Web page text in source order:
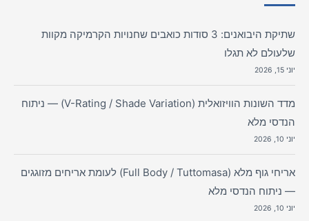
שתיקת היבואנים: 3 סודות כואבים שחנויות הקרמיקה מקוות
שלעולם לא תגלו
יוני 15, 2026
מדד השונות הוויזואלית (V-Rating / Shade Variation) — ניתוח
הנדסי מלא
יוני 10, 2026
אריחי גוף מלא (Full Body / Tuttomasa) לעומת אריחים מזוגגים
— ניתוח הנדסי מלא
יוני 10, 2026